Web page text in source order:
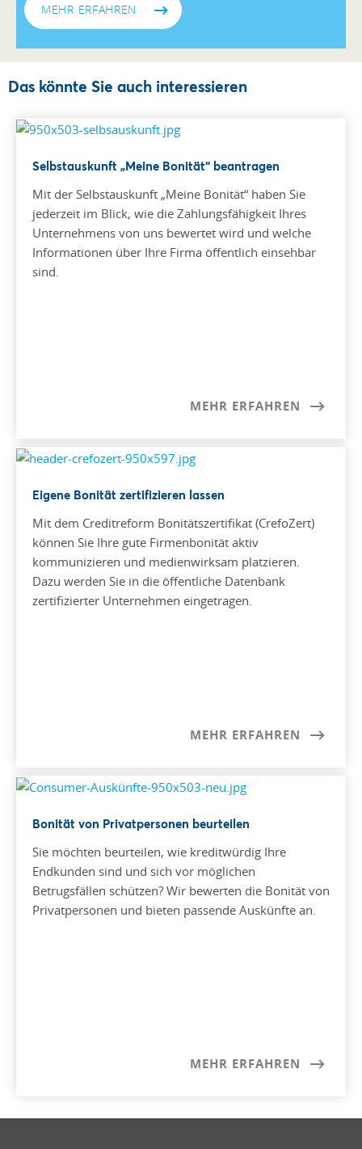
MEHR ERFAHREN
Das könnte Sie auch interessieren
Selbstauskunft „Meine Bonität“ beantragen
Mit der Selbstauskunft „Meine Bonität“ haben Sie
jederzeit im Blick, wie die Zahlungsfähigkeit Ihres
Unternehmens von uns bewertet wird und welche
Informationen über Ihre Firma öffentlich einsehbar
sind.
MEHR ERFAHREN
Eigene Bonität zertifizieren lassen
Mit dem Creditreform Bonitätszertifikat (CrefoZert)
können Sie Ihre gute Firmenbonität aktiv
kommunizieren und medienwirksam platzieren.
Dazu werden Sie in die öffentliche Datenbank
zertifizierter Unternehmen eingetragen.
MEHR ERFAHREN
Bonität von Privatpersonen beurteilen
Sie möchten beurteilen, wie kreditwürdig Ihre
Endkunden sind und sich vor möglichen
Betrugsfällen schützen? Wir bewerten die Bonität von
Privatpersonen und bieten passende Auskünfte an.
MEHR ERFAHREN